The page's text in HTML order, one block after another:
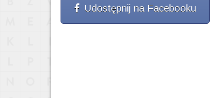
Udostępnij na Facebooku